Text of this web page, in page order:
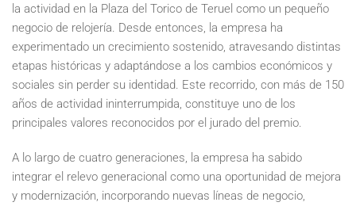
la actividad en la Plaza del Torico de Teruel como un pequeño
negocio de relojería. Desde entonces, la empresa ha
experimentado un crecimiento sostenido, atravesando distintas
etapas históricas y adaptándose a los cambios económicos y
sociales sin perder su identidad. Este recorrido, con más de 150
años de actividad ininterrumpida, constituye uno de los
principales valores reconocidos por el jurado del premio.
A lo largo de cuatro generaciones, la empresa ha sabido
integrar el relevo generacional como una oportunidad de mejora
y modernización, incorporando nuevas líneas de negocio,